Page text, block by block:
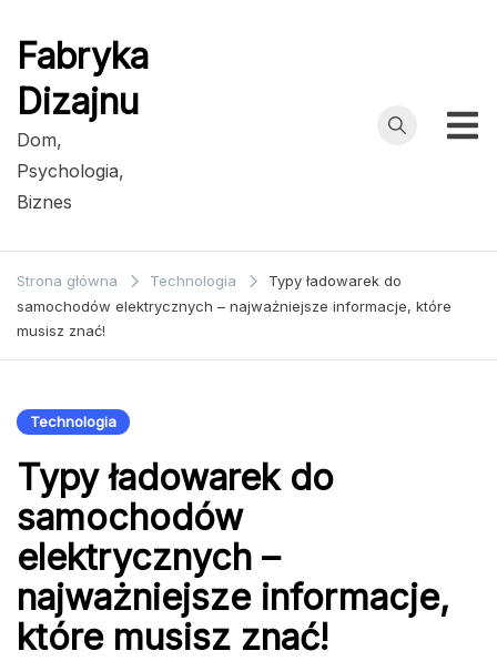
Fabryka
Dizajnu
Dom,
Psychologia,
Biznes
Strona główna Technologia
Typy ładowarek do
samochodów elektrycznych – najważniejsze informacje, które
musisz znać!
Technologia
Typy ładowarek do
samochodów
elektrycznych –
najważniejsze informacje,
które musisz znać!